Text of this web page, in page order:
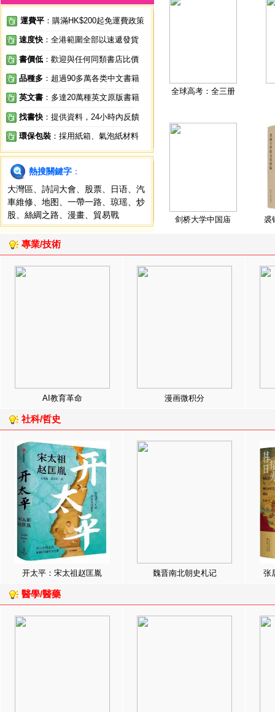
運費平 ：購滿HK$200起免運費政策
速度快 ：全港範圍全部以速遞發貨
書價低 ：歡迎與任何同類書店比價
品種多 ：超過90多萬各类中文書籍
英文書 ：多達20萬種英文原版書籍
找書快 ：提供資料，24小時內反饋
環保包裝 ：採用紙箱、氣泡紙材料
熱搜關鍵字 ：
大灣區
詩詞大會 股票 日语
汽
車維修
地图 一帶一路 琼瑶
炒
股
絲綢之路 漫畫 貿易戰
全球高考：全三册
剑桥大学中国庙 裘
專業/技術
AI教育革命 漫画微积分
社科/哲史
开太平：宋太祖赵匡胤 魏晋南北朝史札记 张
醫學/醫藥